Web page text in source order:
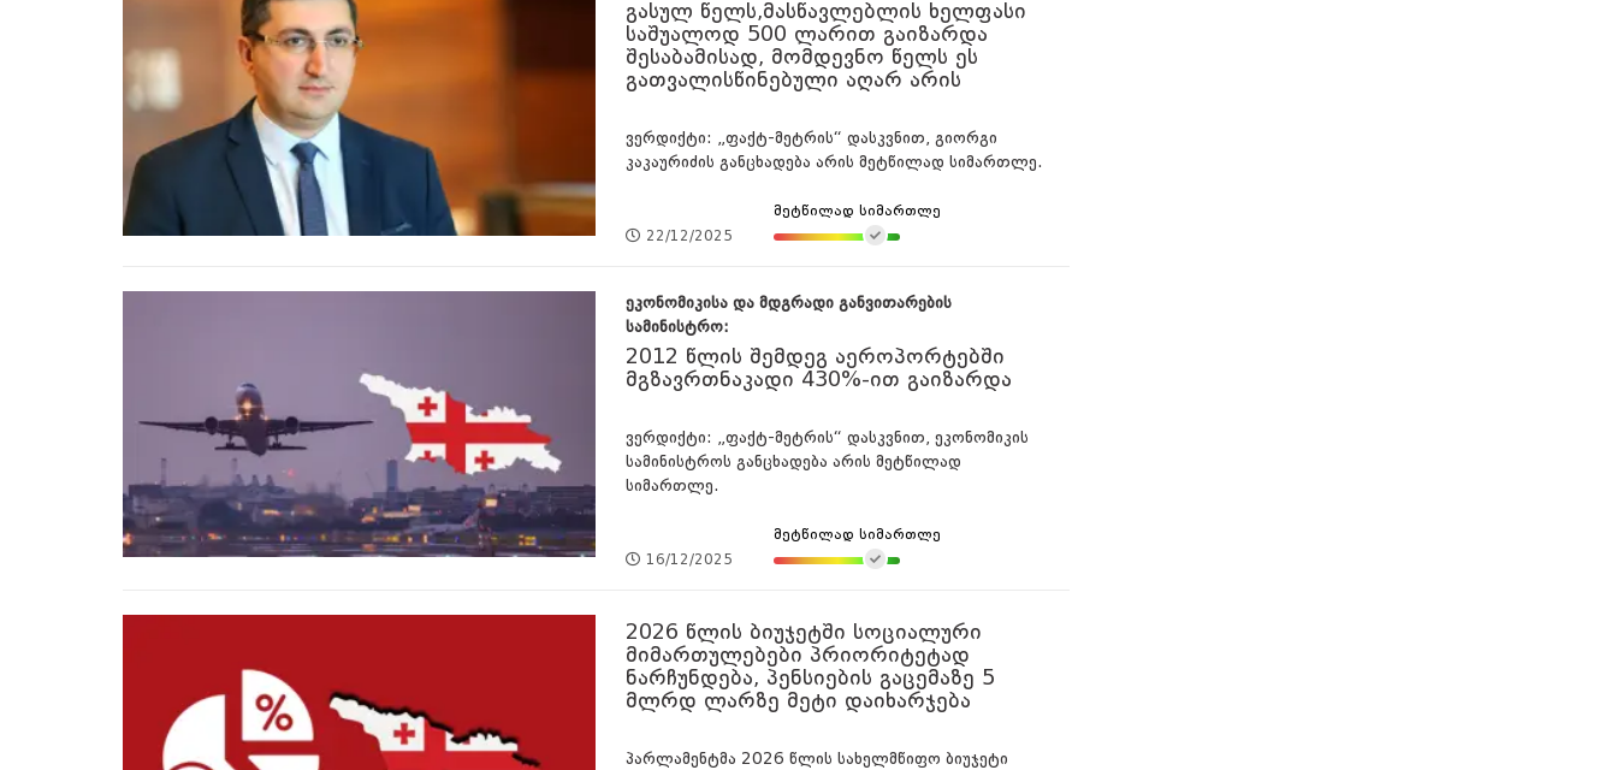
გასულ წელს,მასწავლებლის ხელფასი
საშუალოდ 500 ლარით გაიზარდა
შესაბამისად, მომდევნო წელს ეს
გათვალისწინებული აღარ არის
ვერდიქტი: „ფაქტ-მეტრის“ დასკვნით, გიორგი
კაკაურიძის განცხადება არის მეტწილად სიმართლე.
22/12/2025
მეტწილად სიმართლე
ეკონომიკისა და მდგრადი განვითარების
სამინისტრო:
2012 წლის შემდეგ აეროპორტებში
მგზავრთნაკადი 430%-ით გაიზარდა
ვერდიქტი: „ფაქტ-მეტრის“ დასკვნით, ეკონომიკის
სამინისტროს განცხადება არის მეტწილად
სიმართლე.
16/12/2025
მეტწილად სიმართლე
2026 წლის ბიუჯეტში სოციალური
მიმართულებები პრიორიტეტად
ნარჩუნდება, პენსიების გაცემაზე 5
მლრდ ლარზე მეტი დაიხარჯება
პარლამენტმა 2026 წლის სახელმწიფო ბიუჯეტი